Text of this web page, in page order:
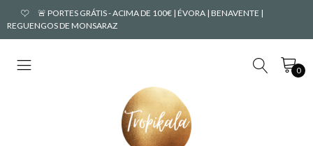
🚨 PORTES GRÁTIS - ACIMA DE 100€ | ÉVORA | BENAVENTE |
REGUENGOS DE MONSARAZ
0